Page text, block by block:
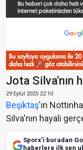
Jota Silva'nın
29 Eylül 2025 22:10
Beşiktaş'ın
Silva'nın hayali
Sporx’i buradan
haberlere ilk sen